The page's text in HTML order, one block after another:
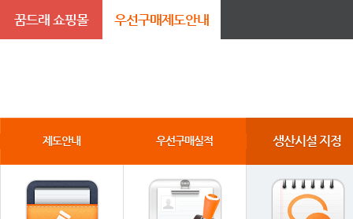
꿈드래 쇼핑몰 우선구매제도안내
제도안내 우선구매실적 생산시설 지정